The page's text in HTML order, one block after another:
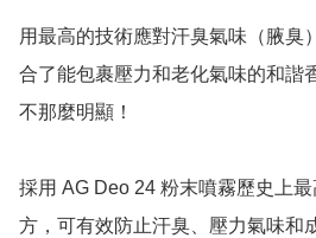
用最高的技術應對汗臭氣味（腋臭
合了能包裹壓力和老化氣味的和諧
不那麼明顯！
採用 AG Deo 24 粉末噴霧歷史上
方，可有效防止汗臭、壓力氣味和